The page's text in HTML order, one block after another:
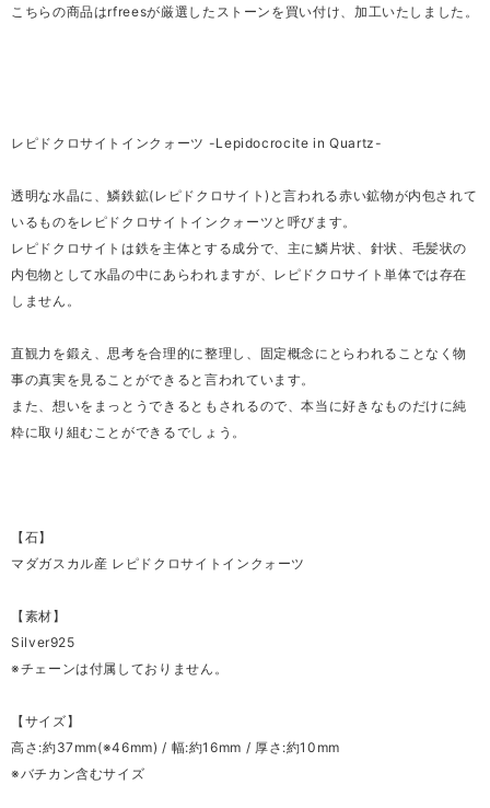
こちらの商品はrfreesが厳選したストーンを買い付け、加工いたしました。
レピドクロサイトインクォーツ -Lepidocrocite in Quartz-
透明な水晶に、鱗鉄鉱(レピドクロサイト)と言われる赤い鉱物が内包されて
いるものをレピドクロサイトインクォーツと呼びます。
レピドクロサイトは鉄を主体とする成分で、主に鱗片状、針状、毛髪状の
内包物として水晶の中にあらわれますが、レピドクロサイト単体では存在
しません。
直観力を鍛え、思考を合理的に整理し、固定概念にとらわれることなく物
事の真実を見ることができると言われています。
また、想いをまっとうできるともされるので、本当に好きなものだけに純
粋に取り組むことができるでしょう。
【石】
マダガスカル産 レピドクロサイトインクォーツ
【素材】
Silver925
※チェーンは付属しておりません。
【サイズ】
高さ:約37mm(※46mm) / 幅:約16mm / 厚さ:約10mm
※バチカン含むサイズ